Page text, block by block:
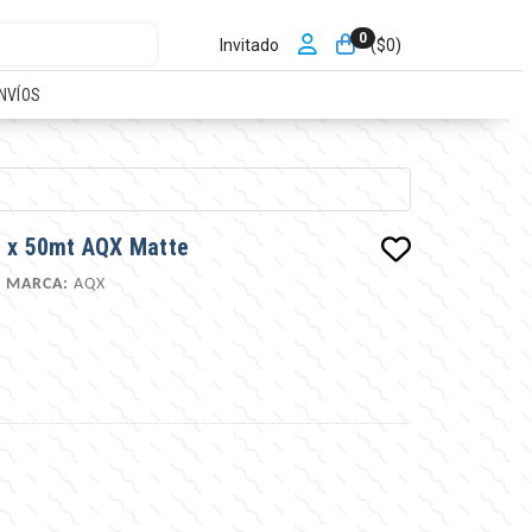
Invitado 0 ($0)
x 50mt AQX Matte
MARCA: AQX